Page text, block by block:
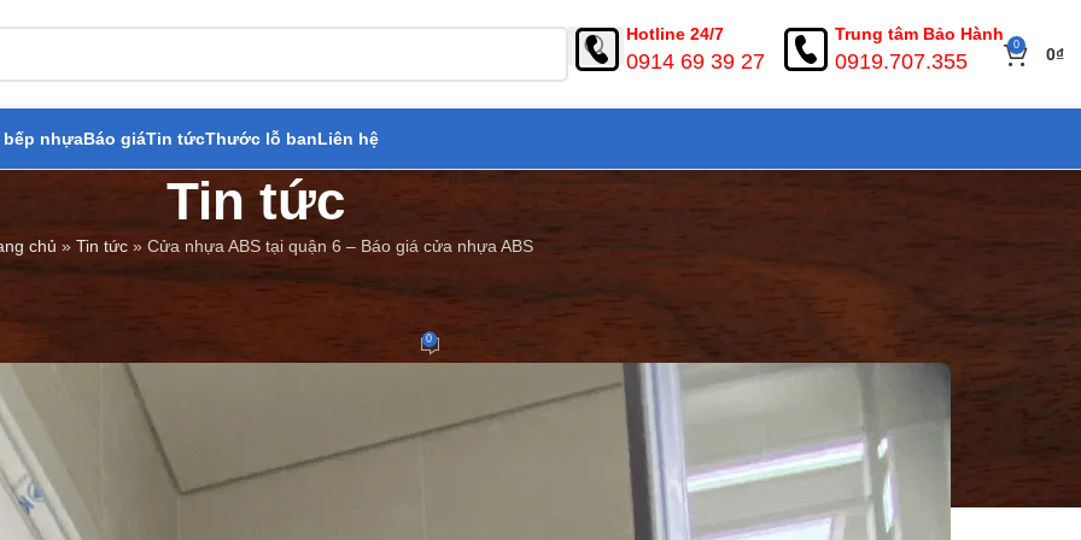
Hotline 24/7
0914 69 39 27
Trung tâm Bảo Hành
0919.707.355
0 0₫
bếp nhựaBáo giáTin tứcThước lỗ banLiên hệ
Tin tức
chủ » Tin tức» Cửa nhựa ABS tại quận 6 – Báo giá cửa nhựa ABS
ABS tại quận 6 – Báo giá cửa nhựa ABS
0